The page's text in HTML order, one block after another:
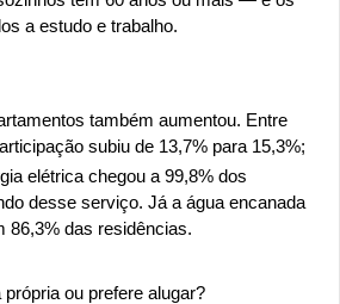
a estudo e trabalho.
também aumentou. Entre
subiu de 13,7% para 15,3%;
elétrica chegou a 99,8% dos
desse serviço. Já a água encanada
86,3% das residências.
ou prefere alugar?